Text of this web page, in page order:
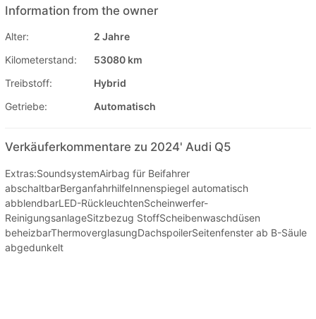
Information from the owner
Alter:
2 Jahre
Kilometerstand:
53080 km
Treibstoff:
Hybrid
Getriebe:
Automatisch
Verkäuferkommentare zu 2024' Audi Q5
Extras:SoundsystemAirbag für Beifahrer
abschaltbarBerganfahrhilfeInnenspiegel automatisch
abblendbarLED-RückleuchtenScheinwerfer-
ReinigungsanlageSitzbezug StoffScheibenwaschdüsen
beheizbarThermoverglasungDachspoilerSeitenfenster ab B-Säule
abgedunkelt